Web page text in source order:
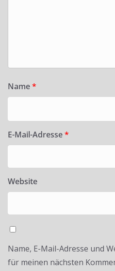
Name*
E-Mail-Adresse*
Website
Name, E-Mail-Adresse und
für meinen nächsten